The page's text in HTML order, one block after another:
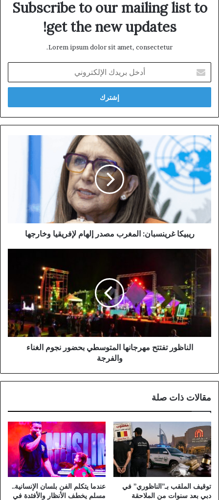
Subscribe to our mailing list to
get the new updates!
Lorem ipsum dolor sit amet, consectetur.
بريدك
الإلكتروني
ريبيكا
غرينسبان:
المغرب
مصدر
إلهام
لإفريقيا
وخارجها
ريبيكا غرينسبان: المغرب مصدر إلهام لإفريقيا وخارجها
مهرجانها
المتوسطي
بحضور
نجوم
الغناء
والفرجة
الناظور تفتتح مهرجانها المتوسطي بحضور نجوم الغناء
والفرجة
مقالات ذات صلة
توقيف الملقب بـ”الناظوري” في
دبي بعد سنوات من الملاحقة
عندما يتكلم الفن بلسان الإنسانية..
مسلم يخطف الأنظار والأفئدة في